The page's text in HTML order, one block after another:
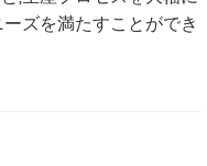
ズを満たすことができ